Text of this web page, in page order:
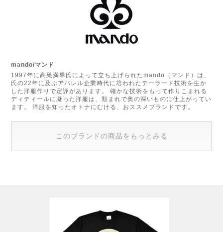
mando/マンド
1997年に高巣満導氏によって立ち上げられたmando（マンド）は、
氏の22年に及ぶアパレル企業時代に培われたテーラード技術を生か
した洋服作りで定評があります。 確かな技術をもって作りこまれる
ディティールに凝った洋服は、類まれで奥の深いものに仕上がってい
ます。 洋服を知ったオトナにむける、おススメブランドです。
このブランドの商品をもっとみる